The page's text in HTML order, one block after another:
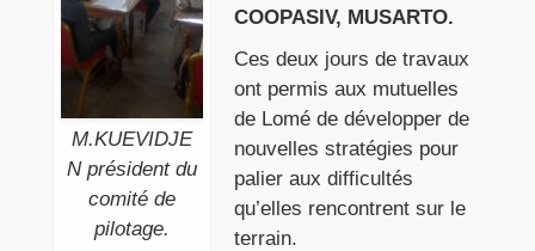
M.KUEVIDJE
N président du
comité de
pilotage.
COOPASIV, MUSARTO.
Ces deux jours de travaux
ont permis aux mutuelles
de Lomé de développer de
nouvelles stratégies pour
palier aux difficultés
qu’elles rencontrent sur le
terrain.